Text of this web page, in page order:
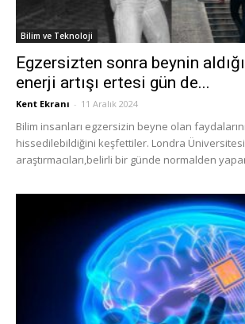
Bilim ve Teknoloji
Egzersizten sonra beynin
enerji artışı ertesi gün de...
Kent Ekranı - 11 Aralık 2024
Bilim insanları egzersizin beyne olan
hissedilebildiğini keşfettiler. Londra Üniversitesi
araştırmacıları,belirli bir günde normalden